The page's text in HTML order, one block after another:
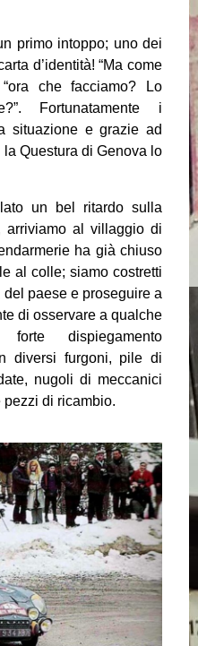
primo intoppo; uno dei
d’identità! “Ma come
che facciamo? Lo
Fortunatamente i
situazione e grazie ad
Questura di Genova lo
un bel ritardo sulla
arriviamo al villaggio di
ha già chiuso
al colle; siamo costretti
paese e proseguire a
di osservare a qualche
dispiegamento
diversi furgoni, pile di
nugoli di meccanici
pezzi di ricambio.